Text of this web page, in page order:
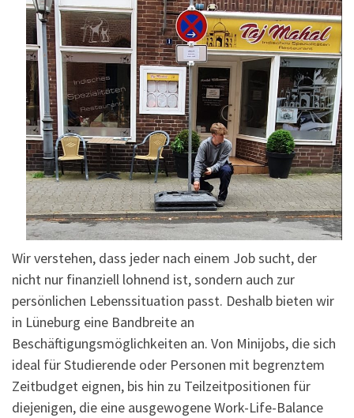
Wir verstehen, dass jeder nach einem Job sucht, der
nicht nur finanziell lohnend ist, sondern auch zur
persönlichen Lebenssituation passt. Deshalb bieten wir
in Lüneburg eine Bandbreite an
Beschäftigungsmöglichkeiten an. Von Minijobs, die sich
ideal für Studierende oder Personen mit begrenztem
Zeitbudget eignen, bis hin zu Teilzeitpositionen für
diejenigen, die eine ausgewogene Work-Life-Balance